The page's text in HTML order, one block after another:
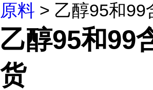
原料 > 乙醇95和99
乙醇95和99
货